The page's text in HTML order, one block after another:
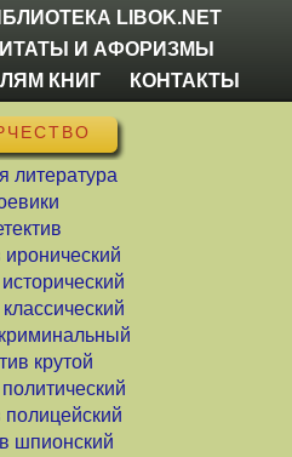
LIBOK.NET
И АФОРИЗМЫ
КНИГ
КОНТАКТЫ
литература
иронический
крутой
полицейский
шпионский